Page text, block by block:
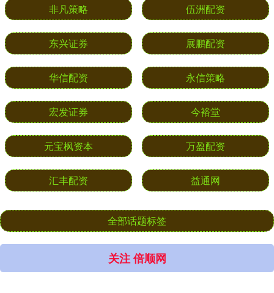
非凡策略 伍洲配资
东兴证券 展鹏配资
华信配资 永信策略
宏发证券 今裕堂
元宝枫资本 万盈配资
汇丰配资 益通网
全部话题标签
关注 倍顺网